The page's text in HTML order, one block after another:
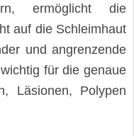
ermöglicht die
auf die Schleimhaut
und angrenzende
für die genaue
Läsionen, Polypen